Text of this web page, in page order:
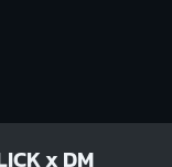
x DM